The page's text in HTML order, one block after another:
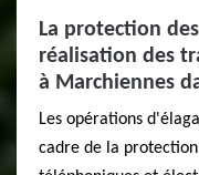
La protection
réalisation des
à Marchiennes
Les opérations
cadre de la